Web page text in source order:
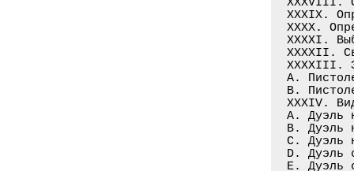
XXXIX.
XXXX.
XXXXII.
A.
B.
XXXIV.
A.
B.
C.
D.
E.